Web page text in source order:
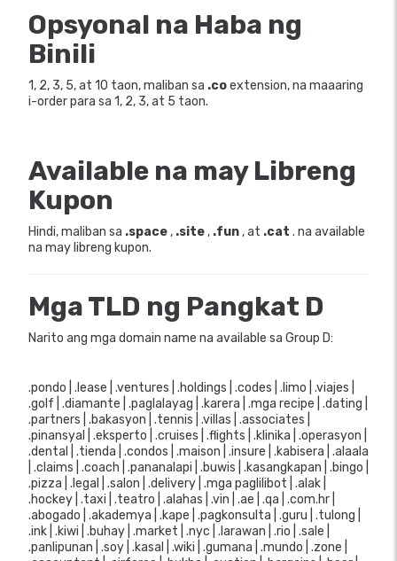
Opsyonal na Haba ng
Binili
1, 2, 3, 5, at 10 taon, maliban sa .coextension, na maaaring
i-order para sa 1, 2, 3, at 5 taon.
Available na may Libreng
Kupon
Hindi, maliban sa .space , .site , .fun , at .cat . na available
na may libreng kupon.
Mga TLD ng Pangkat D
Narito ang mga domain name na available sa Group D:
.pondo | .lease | .ventures | .holdings | .codes | .limo | .viajes |
.golf | .diamante | .paglalayag | .karera | .mga recipe | .dating |
.partners | .bakasyon | .tennis | .villas | .associates |
.pinansyal | .eksperto | .cruises | .flights | .klinika | .operasyon |
.dental | .tienda | .condos | .maison | .insure | .kabisera | .alaala
| .claims | .coach | .pananalapi | .buwis | .kasangkapan | .bingo |
.pizza | .legal | .salon | .delivery | .mga paglilibot | .alak |
.hockey | .taxi | .teatro | .alahas | .vin | .ae | .qa | .com.hr |
.abogado | .akademya | .kape | .pagkonsulta | .guru | .tulong |
.ink | .kiwi | .buhay | .market | .nyc | .larawan | .rio | .sale |
.panlipunan | .soy | .kasal | .wiki | .gumana | .mundo | .zone |